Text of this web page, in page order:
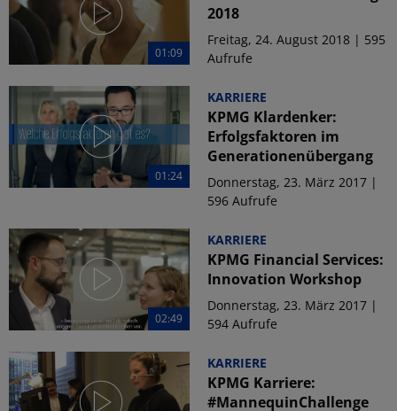
01:09
2018
Freitag, 24. August 2018 | 595
Aufrufe
01:24
KARRIERE
KPMG Klardenker:
Erfolgsfaktoren im
Generationenübergang
Donnerstag, 23. März 2017 |
596 Aufrufe
02:49
KARRIERE
KPMG Financial Services:
Innovation Workshop
Donnerstag, 23. März 2017 |
594 Aufrufe
KARRIERE
KPMG Karriere:
#MannequinChallenge